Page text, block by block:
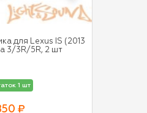
для Lexus IS (2013
3/3R/5R, 2 шт
1 шт
₽